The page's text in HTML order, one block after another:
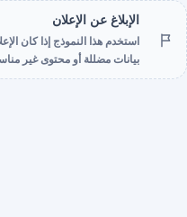
الإبلاغ عن الإعلان
استخدم هذا النموذج إذا كان
بيانات مضللة أو محتوى غير